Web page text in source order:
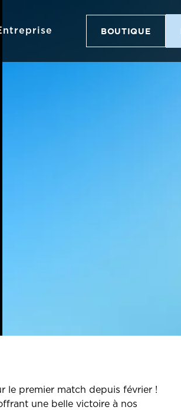
BOUTIQUE
le premier match depuis février !
une belle victoire à nos